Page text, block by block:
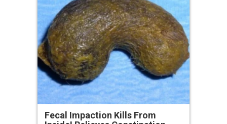
Fecal Impaction Kills From